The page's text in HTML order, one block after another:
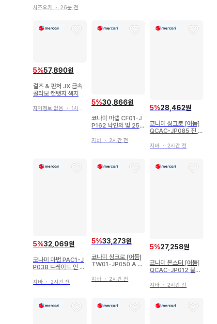
시즈오카 ・ 26분 전
5%57,890원
걸즈 & 판처 JX 금속
콜라보 캔뱃지 색지
지역정보 없음 ・ 1시간 전
5%30,866원
코나미 마법 CF01-J
P162 낙인의 빛 25t
지바・ 2시간 전
5%28,462원
코나미 싱크로 [어둠]
QCAC-JP085 진 육
지바 ・ 2시간 전
5%32,069원
코나미 마법 PAC1-J
P038 트레이드 인 프
지바 ・ 2시간 전
5%33,273원
코나미 싱크로 [어둠]
TW01-JP050 A O
크
지바・ 2시간 전
5%27,258원
코나미 몬스터 [어둠]
QCAC-JP012 블랙
릿
지바 ・ 2시간 전